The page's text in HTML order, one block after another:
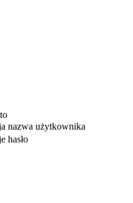
nazwa użytkownika
hasło